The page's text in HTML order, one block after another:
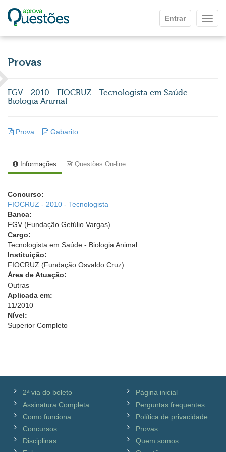
Entrar
Provas
FGV - 2010 - FIOCRUZ - Tecnologista em Saúde -
Biologia Animal
Prova Gabarito
Informações Questões On-line
Concurso:
FIOCRUZ - 2010 - Tecnologista
Banca:
FGV (Fundação Getúlio Vargas)
Cargo:
Tecnologista em Saúde - Biologia Animal
Instituição:
FIOCRUZ (Fundação Osvaldo Cruz)
Área de Atuação:
Outras
Aplicada em:
11/2010
Nível:
Superior Completo
2ª via do boleto
Assinatura Completa
Como funciona
Concursos
Disciplinas
Página inicial
Perguntas frequentes
Política de privacidade
Provas
Quem somos